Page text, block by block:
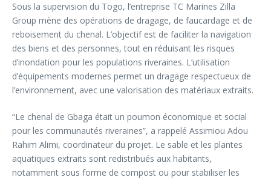
Sous la supervision du Togo, l’entreprise TC Marines Zilla
Group mène des opérations de dragage, de faucardage et de
reboisement du chenal. L’objectif est de faciliter la navigation
des biens et des personnes, tout en réduisant les risques
d’inondation pour les populations riveraines. L’utilisation
d’équipements modernes permet un dragage respectueux de
l’environnement, avec une valorisation des matériaux extraits.
“Le chenal de Gbaga était un poumon économique et social
pour les communautés riveraines”, a rappelé Assimiou Adou
Rahim Alimi, coordinateur du projet. Le sable et les plantes
aquatiques extraits sont redistribués aux habitants,
notamment sous forme de compost ou pour stabiliser les